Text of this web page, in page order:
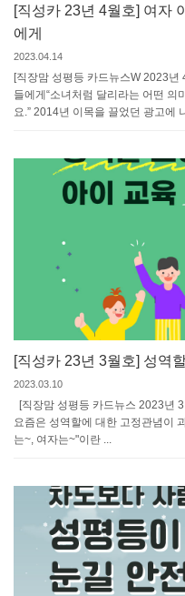
[직성카 23년 4월호] 여자
에게
2023.04.14
[직장맘 성평등 카드뉴스W 2023
들에게“소녀처럼 달리라는 어떤 의
요.” 2014년 이목을 끌었던 광고에
[직성카 23년 3월호] 성역
2023.03.10
[직장맘 성평등 카드뉴스 2023년
요즘은 성역할에 대한 고정관념이
는~, 여자는~"이란 ...